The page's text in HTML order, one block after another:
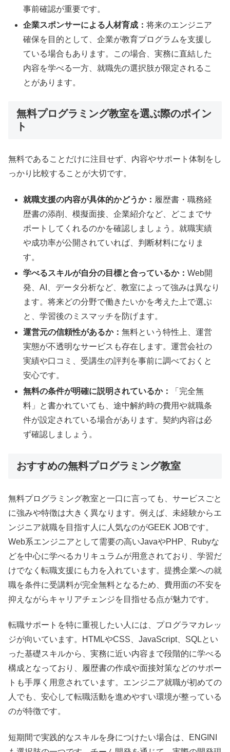
事前確認が重要です。
企業スポンサーによる人材育成：将来のエンジニア
確保を目的として、企業が教育プログラムを支援し
ている場合もあります。この場合、実務に直結した
内容を学べる一方、就職先の選択肢が限定されるこ
とがあります。
無料プログラミング教室を選ぶ際のポイン
ト
無料であることだけに注目せず、内容やサポート体制をし
っかり比較することが大切です。
就職支援の内容が具体的かどうか： 履歴書・職務経
歴書の添削、模擬面接、企業紹介など、どこまでサ
ポートしてくれるのかを確認しましょう。就職実績
や成功率が公開されていれば、判断材料になりま
す。
学べるスキルが自分の目標と合っているか：Web開
発、AI、データ分析など、教室によって強みは異なり
ます。将来どの分野で働きたいかを考えた上で選ぶ
と、学習後のミスマッチを防げます。
運営元の信頼性があるか：無料という特性上、運営
実態が不透明なサービスも存在します。運営会社の
実績や口コミ、受講生の評判を事前に調べておくと
安心です。
無料の条件が明確に説明されているか：
「完全無
料」と書かれていても、途中解約時の費用や就職条
件が設定されている場合があります。契約内容は必
ず確認しましょう。
おすすめの無料プログラミング教室
無料プログラミング教室と一口に言っても、サービスごと
に強みや特徴は大きく異なります。例えば、未経験からエ
ンジニア就職を目指す人に人気なのがGEEK JOBです。
Web系エンジニアとして需要の高いJavaやPHP、Rubyな
どを中心に学べるカリキュラムが用意されており、学習だ
けでなく転職支援にも力を入れています。提携企業への就
職を条件に受講料が完全無料となるため、費用面の不安を
抑えながらキャリアチェンジを目指せる点が魅力です。
転職サポートを特に重視したい人には、プログラマカレッ
ジが向いています。HTMLやCSS、JavaScript、SQLとい
った基礎スキルから、実務に近い内容まで段階的に学べる
構成となっており、履歴書の作成や面接対策などのサポー
トも手厚く用意されています。エンジニア就職が初めての
人でも、安心して転職活動を進めやすい環境が整っている
のが特徴です。
短期間で実践的なスキルを身につけたい場合は、ENGINI